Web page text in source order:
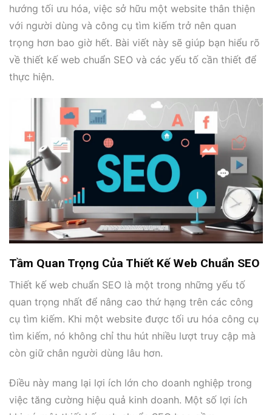
hướng tối ưu hóa, việc sở hữu một website thân thiện
với người dùng và công cụ tìm kiếm trở nên quan
trọng hơn bao giờ hết. Bài viết này sẽ giúp bạn hiểu rõ
về thiết kế web chuẩn SEO và các yếu tố cần thiết để
thực hiện.
Tầm Quan Trọng Của Thiết Kế Web Chuẩn SEO
Thiết kế web chuẩn SEO là một trong những yếu tố
quan trọng nhất để nâng cao thứ hạng trên các công
cụ tìm kiếm. Khi một website được tối ưu hóa công cụ
tìm kiếm, nó không chỉ thu hút nhiều lượt truy cập mà
còn giữ chân người dùng lâu hơn.
Điều này mang lại lợi ích lớn cho doanh nghiệp trong
việc tăng cường hiệu quả kinh doanh. Một số lợi ích